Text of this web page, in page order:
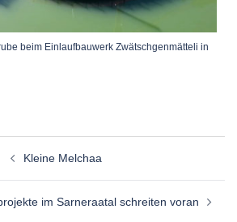
beim Einlaufbauwerk Zwätschgenmätteli in
Kleine Melchaa
im Sarneraatal schreiten voran